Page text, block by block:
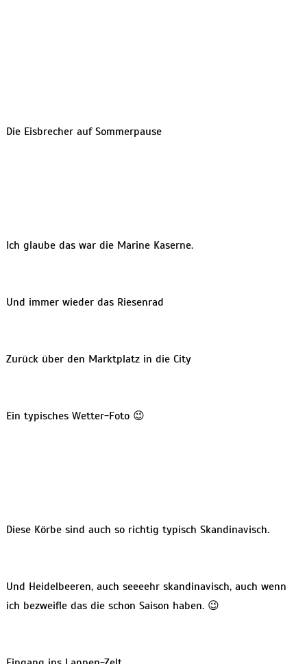
Die Eisbrecher auf Sommerpause
Ich glaube das war die Marine Kaserne.
Und immer wieder das Riesenrad
Zurück über den Marktplatz in die City
Ein typisches Wetter-Foto 😉
Diese Körbe sind auch so richtig typisch Skandinavisch.
Und Heidelbeeren, auch seeeehr skandinavisch, auch wenn
ich bezweifle das die schon Saison haben. 😉